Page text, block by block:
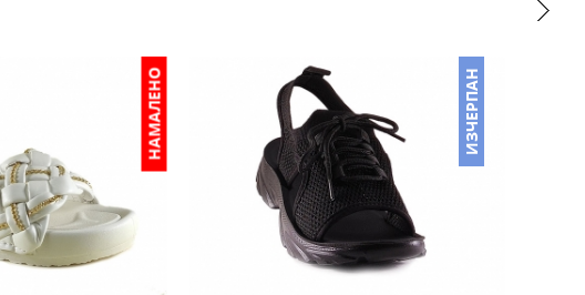
НАМАЛЕНО ИЗЧЕРПАН